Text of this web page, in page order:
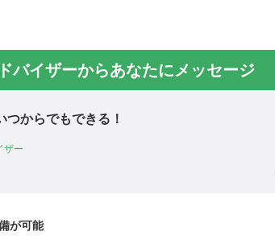
バイザーからあなたにメッセージ
つからでもできる！
ザー
が可能